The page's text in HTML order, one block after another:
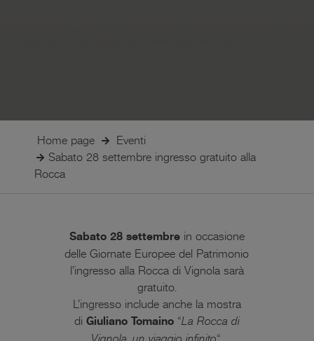
Home page
Eventi
Sabato 28 settembre ingresso gratuito alla
Rocca
Sabato 28 settembrein occasione
delleGiornate Europee del Patrimonio
l’ingresso alla Rocca di Vignola sarà
gratuito.
L’ingresso include anche la mostra
di Giuliano Tomaino“La Rocca di
Vignola, un viaggio infinito“.